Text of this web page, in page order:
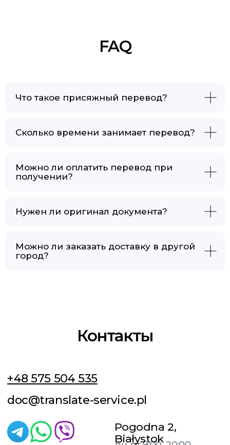
Что такое присяжный перевод?
Сколько времени занимает перевод?
Можно ли оплатить перевод при
получении?
Нужен ли оригинал документа?
Можно ли заказать доставку в другой
город?